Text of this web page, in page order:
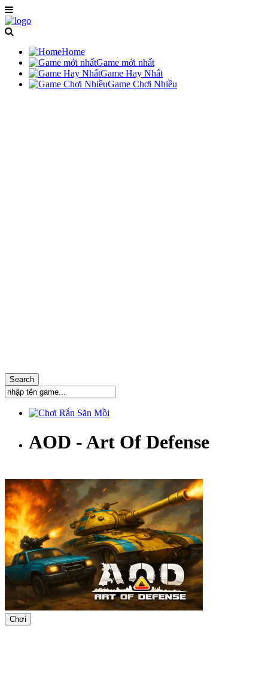
Home
Game mới nhất
Game Hay Nhất
Game Chơi Nhiều
AOD - Art Of Defense
Chơi